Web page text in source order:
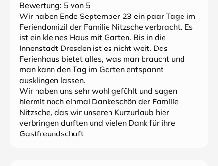
Bewertung: 5 von 5
Wir haben Ende September 23 ein paar Tage im
Feriendomizil der Familie Nitzsche verbracht. Es
ist ein kleines Haus mit Garten. Bis in die
Innenstadt Dresden ist es nicht weit. Das
Ferienhaus bietet alles, was man braucht und
man kann den Tag im Garten entspannt
ausklingen lassen.
Wir haben uns sehr wohl gefühlt und sagen
hiermit noch einmal Dankeschön der Familie
Nitzsche, das wir unseren Kurzurlaub hier
verbringen durften und vielen Dank für ihre
Gastfreundschaft